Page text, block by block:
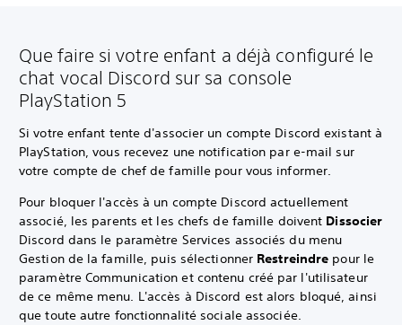
Que faire si votre enfant a déjà configuré le
chat vocal Discord sur sa console
PlayStation 5
Si votre enfant tente d'associer un compte Discord existant à
PlayStation, vous recevez une notification par e-mail sur
votre compte de chef de famille pour vous informer.
Pour bloquer l'accès à un compte Discord actuellement
associé, les parents et les chefs de famille doivent Dissocier
Discord dans le paramètre Services associés du menu
Gestion de la famille, puis sélectionner Restreindre pour le
paramètre Communication et contenu créé par l'utilisateur
de ce même menu. L'accès à Discord est alors bloqué, ainsi
que toute autre fonctionnalité sociale associée.